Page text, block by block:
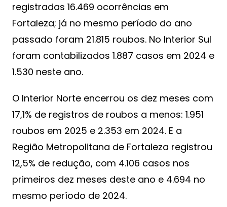
registradas 16.469 ocorrências em
Fortaleza; já no mesmo período do ano
passado foram 21.815 roubos. No Interior Sul
foram contabilizados 1.887 casos em 2024 e
1.530 neste ano.
O Interior Norte encerrou os dez meses com
17,1% de registros de roubos a menos: 1.951
roubos em 2025 e 2.353 em 2024. E a
Região Metropolitana de Fortaleza registrou
12,5% de redução, com 4.106 casos nos
primeiros dez meses deste ano e 4.694 no
mesmo período de 2024.